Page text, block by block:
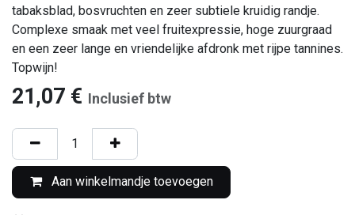
tabaksblad, bosvruchten en zeer subtiele kruidig randje.
Complexe smaak met veel fruitexpressie, hoge zuurgraad
en een zeer lange en vriendelijke afdronk met rijpe tannines.
Topwijn!
21,07 € Inclusief btw
Aan winkelmandje toevoegen